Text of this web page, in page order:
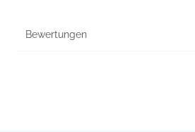
Bewertungen